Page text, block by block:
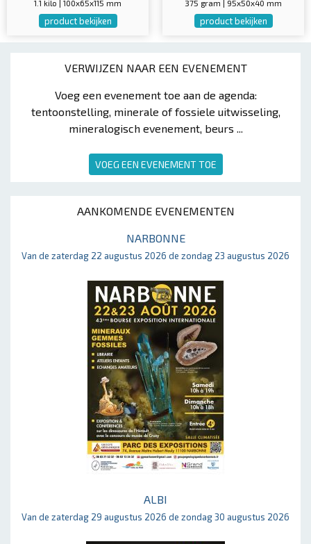
VERWIJZEN NAAR EEN EVENEMENT
Voeg een evenement toe aan de agenda:
tentoonstelling, minerale of fossiele uitwisseling,
mineralogisch evenement, beurs ...
VOEG EEN EVENEMENT TOE
AANKOMENDE EVENEMENTEN
NARBONNE
Van de zaterdag 22 augustus 2026 de zondag 23 augustus 2026
ALBI
Van de zaterdag 29 augustus 2026 de zondag 30 augustus 2026
1.1 kilo | 100x65x115 mm
product bekijken
375 gram | 95x50x40 mm
product bekijken